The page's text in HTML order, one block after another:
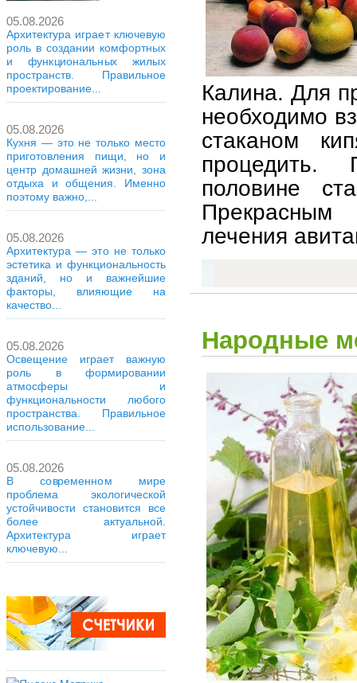
05.08.2026
Архитектура играет ключевую
роль в создании комфортных
и функциональных жилых
пространств. Правильное
проектирование...
05.08.2026
Кухня — это не только место
приготовления пищи, но и
центр домашней жизни, зона
отдыха и общения. Именно
поэтому важно,...
05.08.2026
Архитектура — это не только
эстетика и функциональность
зданий, но и важнейшие
факторы, влияющие на
качество...
05.08.2026
Освещение играет важную
роль в формировании
атмосферы и
функциональности любого
пространства. Правильное
использование...
05.08.2026
В современном мире
проблема экологической
устойчивости становится все
более актуальной.
Архитектура играет
ключевую...
Калина. Для
необходимо
стаканом
процедить.
половине
Прекрасным
лечения
Народные